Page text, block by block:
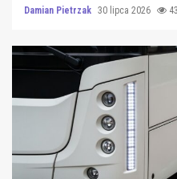
Damian Pietrzak 30 lipca 2026 43